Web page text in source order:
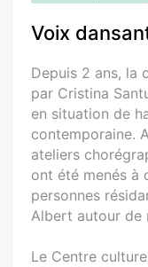
Voix
Depuis 2 ans, la
par Cristina
en situation de
contemporaine.
ateliers
ont été menés à
personnes
Albert autour de
Le Centre